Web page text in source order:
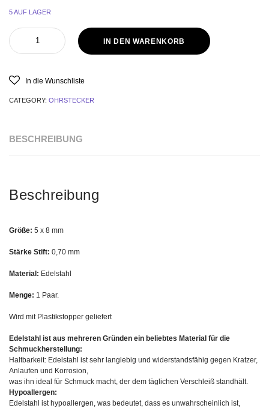
5 AUF LAGER
IN DEN WARENKORB
In die Wunschliste
CATEGORY: OHRSTECKER
BESCHREIBUNG
Beschreibung
Größe: 5 x 8 mm
Stärke Stift: 0,70 mm
Material: Edelstahl
Menge: 1 Paar.
Wird mit Plastikstopper geliefert
Edelstahl ist aus mehreren Gründen ein beliebtes Material für die
Schmuckherstellung:
Haltbarkeit: Edelstahl ist sehr langlebig und widerstandsfähig gegen Kratzer,
Anlaufen und Korrosion,
was ihn ideal für Schmuck macht, der dem täglichen Verschleiß standhält.
Hypoallergen:
Edelstahl ist hypoallergen, was bedeutet, dass es unwahrscheinlich ist,